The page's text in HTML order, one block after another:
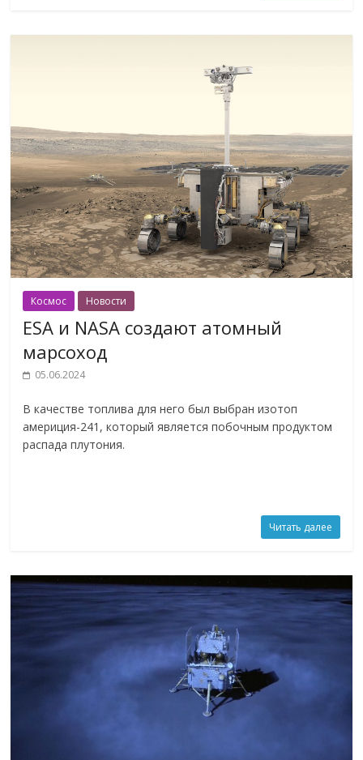
Космос Новости
ESA и NASA создают атомный
марсоход
05.06.2024
В качестве топлива для него был выбран изотоп
америция-241, который является побочным продуктом
распада плутония.
Читать далее